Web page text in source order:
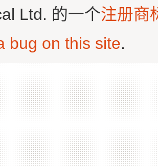
Ltd. 的一个注册商
bug on this site.